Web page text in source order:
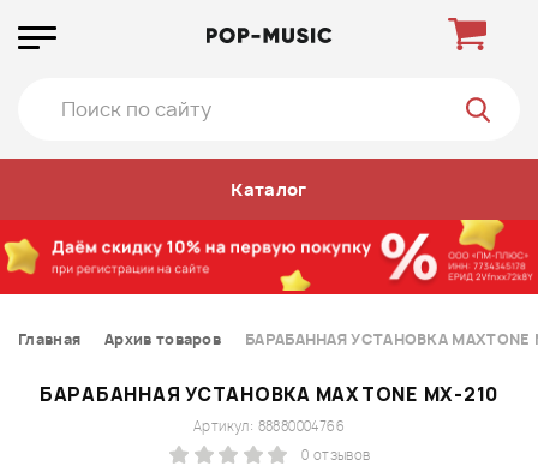
Каталог
Главная Архив товаров БАРАБАННАЯ УСТАНОВКА MAXTONE
БАРАБАННАЯ УСТАНОВКА MAXTONE MX-210
Артикул: 88880004766
0 отзывов